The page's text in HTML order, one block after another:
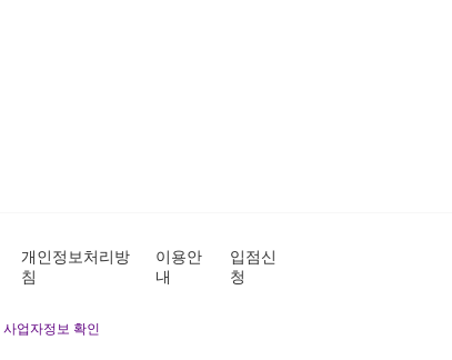
개인정보처리방
침
이용안
내
입점신
청
사업자정보 확인